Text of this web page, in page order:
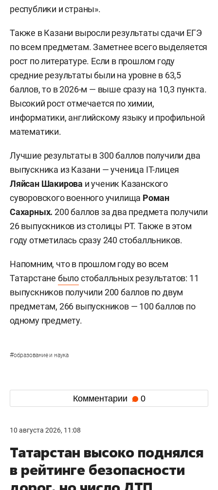
республики и страны».
Также в Казани выросли результаты сдачи ЕГЭ
по всем предметам. Заметнее всего выделяется
рост по литературе. Если в прошлом году
средние результаты были на уровне в 63,5
баллов, то в 2026-м — выше сразу на 10,3 пункта.
Высокий рост отмечается по химии,
информатики, английскому языку и профильной
математики.
Лучшие результаты в 300 баллов получили два
выпускника из Казани — ученица IT-лицея
Ляйсан Шакирова и ученик Казанского
суворовского военного училища Роман
Сахарных. 200 баллов за два предмета получили
26 выпускников из столицы РТ. Также в этом
году отметилась сразу 240 стобалльников.
Напомним, что в прошлом году во всем
Татарстане былостобалльных результатов: 11
выпускников получили 200 баллов по двум
предметам, 266 выпускников — 100 баллов по
одному предмету.
#образование и наука
Комментарии 0
10 августа 2026, 11:08
Татарстан высоко поднялся
в рейтинге безопасности